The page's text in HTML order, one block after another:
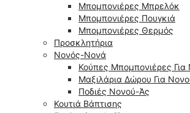
Μπομπονιέρες Μπρελόκ
Μπομπονιέρες Πουγκιά
Μπομπονιέρες Θερμός
Προσκλητήρια
Νονός-Νονά
Κούπες Μπομπονιέρες Για
Μαξιλάρια Δώρου Για
Ποδιές Νονού-Άς
Κουτιά Βάπτισης